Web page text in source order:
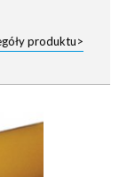
produktu>